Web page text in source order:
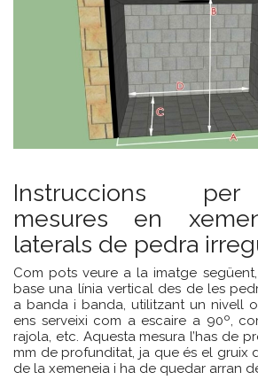
Instruccions
mesures en
laterals de pedra
Com pots veure a la imatge
base una línia vertical des de les
a banda i banda, utilitzant un nivell
ens serveixi com a escaire a 90º,
rajola, etc. Aquesta mesura l’has de
mm de profunditat, ja que és el gruix
de la xemeneia i ha de quedar arran